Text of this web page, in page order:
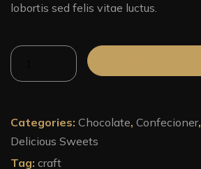
lobortis sed felis vitae luctus.
Milk
Chocolate
With
quantity
Categories: Chocolate, Confecioner,
Delicious Sweets
Tag: craft